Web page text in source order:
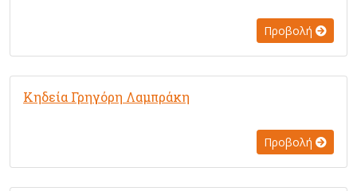
Προβολή
Κηδεία Γρηγόρη Λαμπράκη
Προβολή